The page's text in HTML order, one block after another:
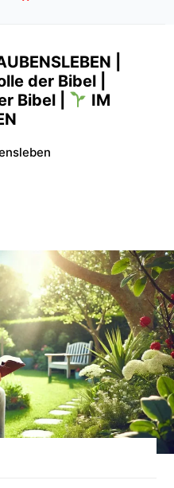
|
der Bibel |
Bibel |
IM